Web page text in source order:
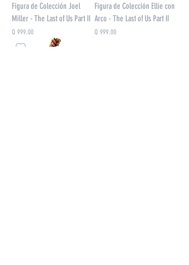
Figura de Colección Joel
Miller - The Last of Us Part II
Precio
Q 999.00
Figura de Colección Ellie con
Arco - The Last of Us Part II
Precio
Q 999.00